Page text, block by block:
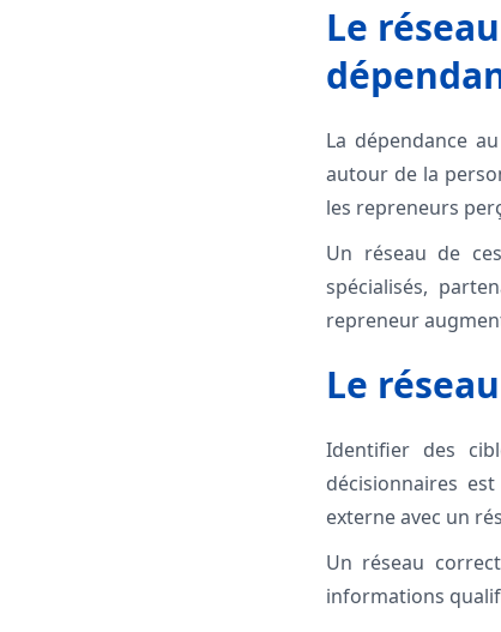
Le
La dépendance
autour de la
les repreneurs
Un réseau de
spécialisés,
repreneur
Le
Identifier des
décisionnaires
externe avec un
Un réseau
informations